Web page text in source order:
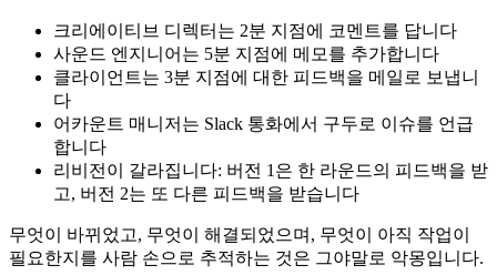
크리에이티브 디렉터는 2분 지점에 코멘트를 답니다
사운드 엔지니어는 5분 지점에 메모를 추가합니다
클라이언트는 3분 지점에 대한 피드백을 메일로 보냅니
다
어카운트 매니저는 Slack 통화에서 구두로 이슈를 언급
합니다
리비전이 갈라집니다: 버전 1은 한 라운드의 피드백을 받
고, 버전 2는 또 다른 피드백을 받습니다
무엇이 바뀌었고, 무엇이 해결되었으며, 무엇이 아직 작업이
필요한지를 사람 손으로 추적하는 것은 그야말로 악몽입니다.